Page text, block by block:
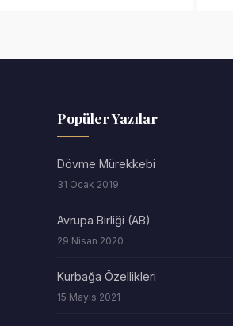
Popüler Yazılar
Dövme Mürekkebi
31 Ocak 2019
Avrupa Birliği (AB)
29 Nisan 2020
Kurbağa Özellikleri
15 Mayıs 2021